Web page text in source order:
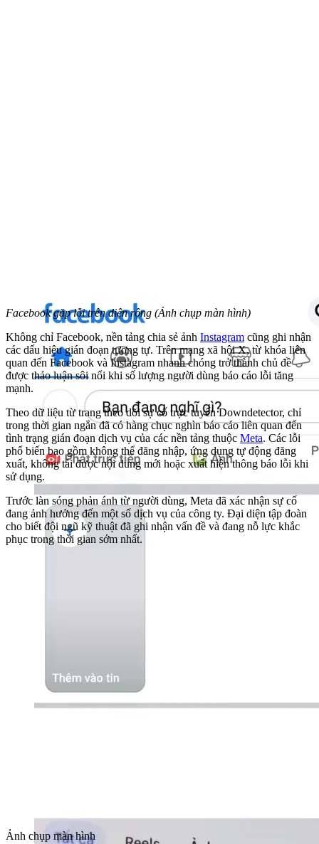
Facebook gặp lỗi trên diện rộng (Ảnh chụp màn hình)
Không chỉ Facebook, nền tảng chia sẻ ảnh Instagram cũng ghi nhận
các dấu hiệu gián đoạn tương tự. Trên mạng xã hội X, từ khóa liên
quan đến Facebook và Instagram nhanh chóng trở thành chủ đề
được thảo luận sôi nổi khi số lượng người dùng báo cáo lỗi tăng
mạnh.
Theo dữ liệu từ trang theo dõi sự cố trực tuyến Downdetector, chỉ
trong thời gian ngắn đã có hàng chục nghìn báo cáo liên quan đến
tình trạng gián đoạn dịch vụ của các nền tảng thuộc Meta. Các lỗi
phổ biến bao gồm không thể đăng nhập, ứng dụng tự động đăng
xuất, không tải được nội dung mới hoặc xuất hiện thông báo lỗi khi
sử dụng.
Trước làn sóng phản ánh từ người dùng, Meta đã xác nhận sự cố
đang ảnh hưởng đến một số dịch vụ của công ty. Đại diện tập đoàn
cho biết đội ngũ kỹ thuật đã ghi nhận vấn đề và đang nỗ lực khắc
phục trong thời gian sớm nhất.
Ảnh chụp màn hình